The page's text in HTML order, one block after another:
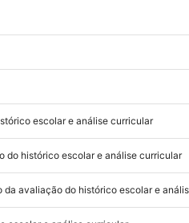
escolar e análise curricular
do histórico escolar e análise curricular
da avaliação do histórico escolar e